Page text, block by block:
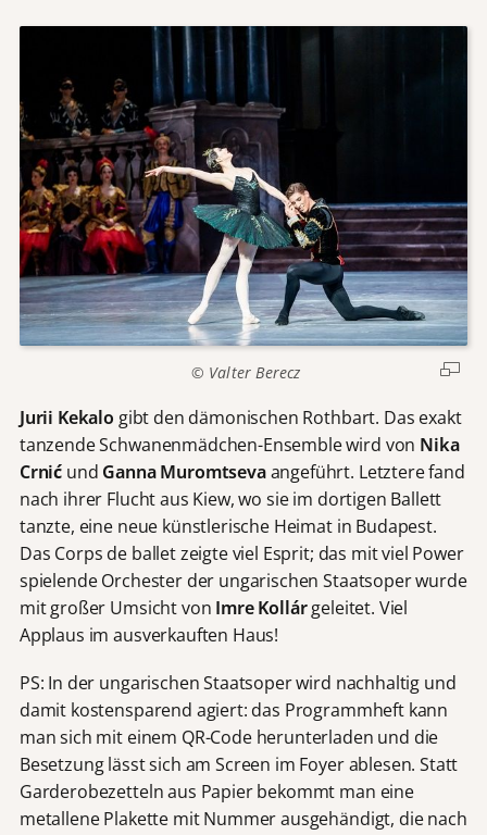
© Valter Berecz
Jurii Kekalo gibt den dämonischen Rothbart. Das exakt
tanzende Schwanenmädchen-Ensemble wird von Nika
Crnić und Ganna Muromtsevaangeführt. Letztere fand
nach ihrer Flucht aus Kiew, wo sie im dortigen Ballett
tanzte, eine neue künstlerische Heimat in Budapest.
Das Corps de ballet zeigte viel Esprit; das mit viel Power
spielende Orchester der ungarischen Staatsoper wurde
mit großer Umsicht von Imre Kollárgeleitet. Viel
Applaus im ausverkauften Haus!
PS: In der ungarischen Staatsoper wird nachhaltig und
damit kostensparend agiert: das Programmheft kann
man sich mit einem QR-Code herunterladen und die
Besetzung lässt sich am Screen im Foyer ablesen. Statt
Garderobezetteln aus Papier bekommt man eine
metallene Plakette mit Nummer ausgehändigt, die nach